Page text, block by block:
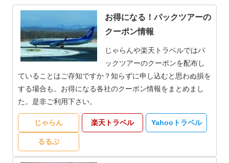
お得になる！パックツアーの
クーポン情報
じゃらんや楽天トラベルではパ
ックツアーのクーポンを配布し
ていることはご存知ですか？知らずに申し込むと思わぬ損を
する場合も。お得になる各社のクーポン情報をまとめまし
た。是非ご利用下さい。
じゃらん 楽天トラベル Yahooトラベル
るるぶ